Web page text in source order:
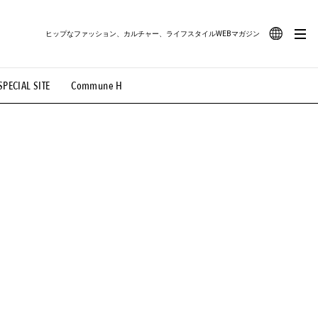
SITE Commune H
ヒップなファッション、カルチャー、ライフスタイルWEBマガジン
地裏てぃーん。 #MONTHLY JOURNAL
#LIFESTYLE #SNEAKER #OUTDOOR